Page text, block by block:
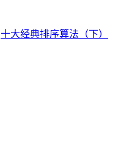
十大经典排序算法（下）